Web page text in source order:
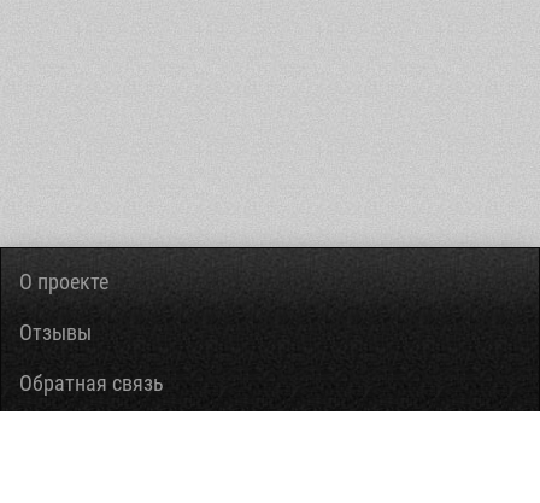
О проекте
Отзывы
Обратная связь